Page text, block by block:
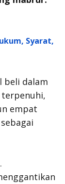
Syarat,
beli dalam
terpenuhi,
empat